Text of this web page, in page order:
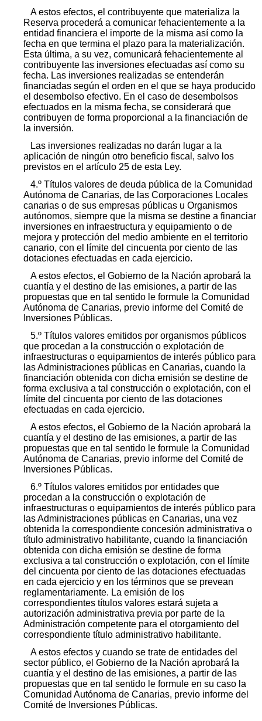
A estos efectos, el contribuyente que materializa la
Reserva procederá a comunicar fehacientemente a la
entidad financiera el importe de la misma así como la
fecha en que termina el plazo para la materialización.
Esta última, a su vez, comunicará fehacientemente al
contribuyente las inversiones efectuadas así como su
fecha. Las inversiones realizadas se entenderán
financiadas según el orden en el que se haya producido
el desembolso efectivo. En el caso de desembolsos
efectuados en la misma fecha, se considerará que
contribuyen de forma proporcional a la financiación de
la inversión.
Las inversiones realizadas no darán lugar a la
aplicación de ningún otro beneficio fiscal, salvo los
previstos en el artículo 25 de esta Ley.
4.º Títulos valores de deuda pública de la Comunidad
Autónoma de Canarias, de las Corporaciones Locales
canarias o de sus empresas públicas u Organismos
autónomos, siempre que la misma se destine a financiar
inversiones en infraestructura y equipamiento o de
mejora y protección del medio ambiente en el territorio
canario, con el límite del cincuenta por ciento de las
dotaciones efectuadas en cada ejercicio.
A estos efectos, el Gobierno de la Nación aprobará la
cuantía y el destino de las emisiones, a partir de las
propuestas que en tal sentido le formule la Comunidad
Autónoma de Canarias, previo informe del Comité de
Inversiones Públicas.
5.º Títulos valores emitidos por organismos públicos
que procedan a la construcción o explotación de
infraestructuras o equipamientos de interés público para
las Administraciones públicas en Canarias, cuando la
financiación obtenida con dicha emisión se destine de
forma exclusiva a tal construcción o explotación, con el
límite del cincuenta por ciento de las dotaciones
efectuadas en cada ejercicio.
A estos efectos, el Gobierno de la Nación aprobará la
cuantía y el destino de las emisiones, a partir de las
propuestas que en tal sentido le formule la Comunidad
Autónoma de Canarias, previo informe del Comité de
Inversiones Públicas.
6.º Títulos valores emitidos por entidades que
procedan a la construcción o explotación de
infraestructuras o equipamientos de interés público para
las Administraciones públicas en Canarias, una vez
obtenida la correspondiente concesión administrativa o
título administrativo habilitante, cuando la financiación
obtenida con dicha emisión se destine de forma
exclusiva a tal construcción o explotación, con el límite
del cincuenta por ciento de las dotaciones efectuadas
en cada ejercicio y en los términos que se prevean
reglamentariamente. La emisión de los
correspondientes títulos valores estará sujeta a
autorización administrativa previa por parte de la
Administración competente para el otorgamiento del
correspondiente título administrativo habilitante.
A estos efectos y cuando se trate de entidades del
sector público, el Gobierno de la Nación aprobará la
cuantía y el destino de las emisiones, a partir de las
propuestas que en tal sentido le formule en su caso la
Comunidad Autónoma de Canarias, previo informe del
Comité de Inversiones Públicas.